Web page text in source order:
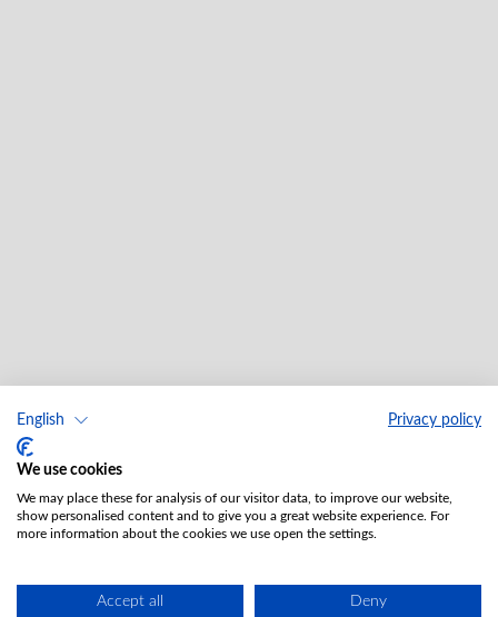
English Privacy policy
We use cookies
We may place these for analysis of our visitor data, to improve our website,
show personalised content and to give you a great website experience. For
more information about the cookies we use open the settings.
Accept all Deny